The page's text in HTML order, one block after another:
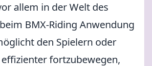
allem in der Welt des
BMX-Riding Anwendung
den Spielern oder
effizienter fortzubewegen,